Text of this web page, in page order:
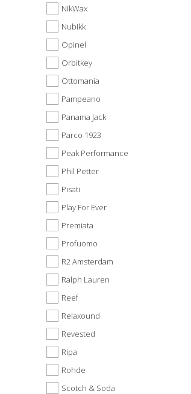
NikWax
Nubikk
Opinel
Orbitkey
Ottomania
Pampeano
Panama Jack
Parco 1923
Peak Performance
Phil Petter
Pisati
Play For Ever
Premiata
Profuomo
R2 Amsterdam
Ralph Lauren
Reef
Relaxound
Revested
Ripa
Rohde
Scotch & Soda